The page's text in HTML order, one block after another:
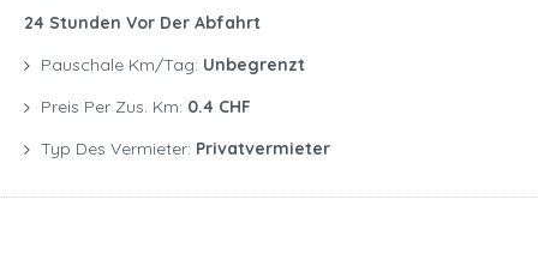
24 Stunden Vor Der Abfahrt
Pauschale Km/Tag: Unbegrenzt
Preis Per Zus. Km: 0.4 CHF
Typ Des Vermieter: Privatvermieter